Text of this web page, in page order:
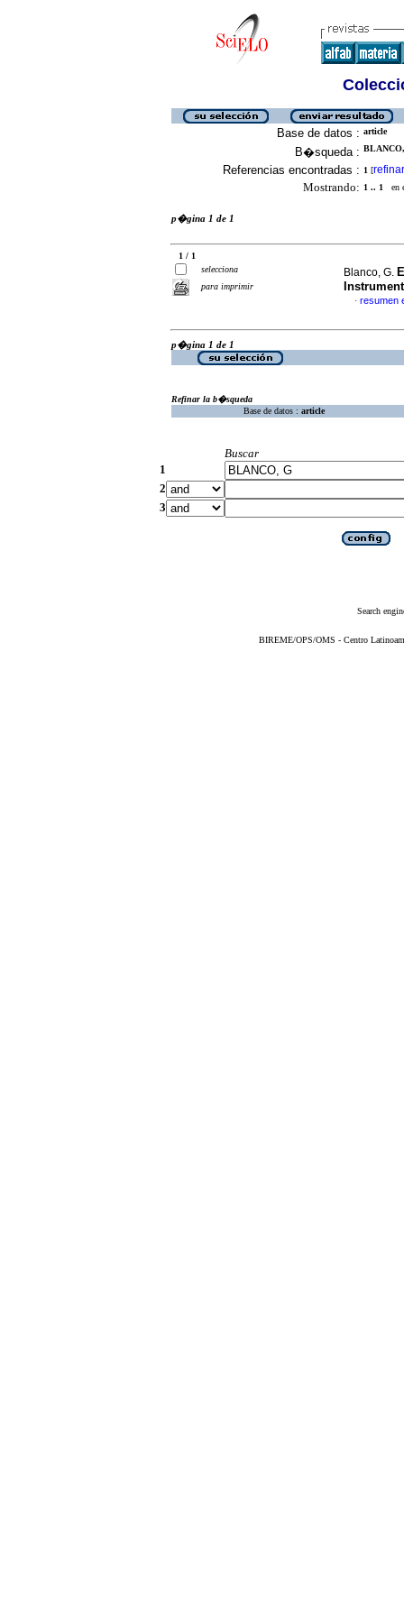
Base de datos : article
B�squeda :
Referencias encontradas : 1 [refinar
Mostrando: 1 .. 1 en
p�gina 1 de 1
1 / 1
selecciona
para imprimir
Blanco, G.
· resumen
p�gina 1 de 1
Refinar la b�squeda
Base de datos : article
Buscar
1
2
3
Search
BIREME/OPS/OMS - Centro